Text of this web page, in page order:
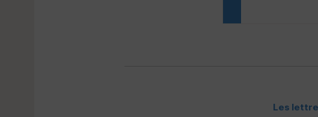
Les